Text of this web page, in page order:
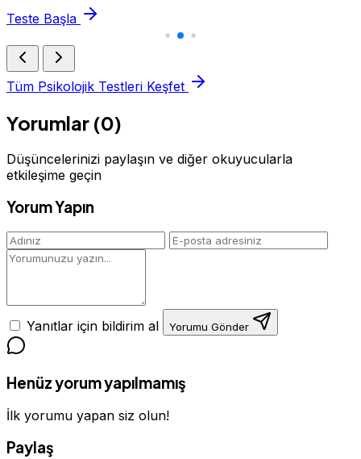
Teste Başla
Tüm Psikolojik Testleri Keşfet
Yorumlar (0)
Düşüncelerinizi paylaşın ve diğer okuyucularla
etkileşime geçin
Yorum Yapın
Yanıtlar için bildirim al Yorumu Gönder
Henüz yorum yapılmamış
İlk yorumu yapan siz olun!
Paylaş